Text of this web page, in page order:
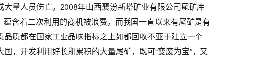
量人员伤亡。2008年山西襄汾新塔矿业有限公司尾矿库
含着二次利用的商机被浪费。而我国一直以来有尾矿是有
质都在国家工业品味指标之上如都回收不亚于建立一个
，开发利用好长期累积的大量尾矿，既可“变废为宝”，又